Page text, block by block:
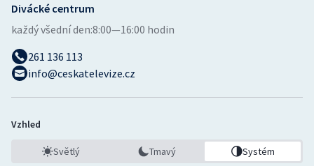
Divácké centrum
každý všední den:8:00—16:00 hodin
261 136 113
info@ceskatelevize.cz
Vzhled
Světlý Tmavý Systém